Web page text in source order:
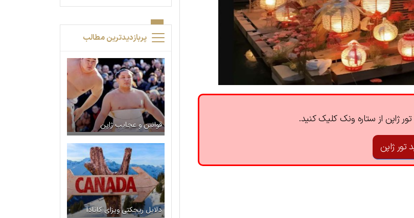
ژاپن از ستاره ونک کلیک کنید.
تور ژاپن
پربازدیدترین مطالب
قوانین و عجایب ژاپن
دلایل ریجکتی ویزای کانادا